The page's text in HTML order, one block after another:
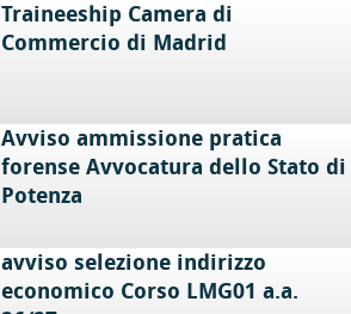
Traineeship Camera di
Commercio di Madrid
Avviso ammissione pratica
forense Avvocatura dello Stato di
Potenza
avviso selezione indirizzo
economico Corso LMG01 a.a.